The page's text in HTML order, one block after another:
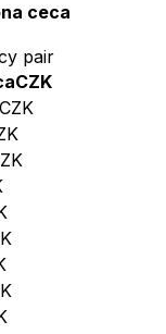
ceca
pair
CZK
CZK